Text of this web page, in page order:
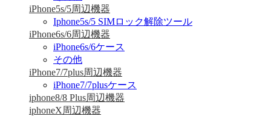
iPhone5s/5周辺機器
Iphone5s/5 SIMロック解除ツール
iPhone6s/6周辺機器
iPhone6s/6ケース
その他
iPhone7/7plus周辺機器
iPhone7/7plusケース
iphone8/8 Plus周辺機器
iphoneX周辺機器